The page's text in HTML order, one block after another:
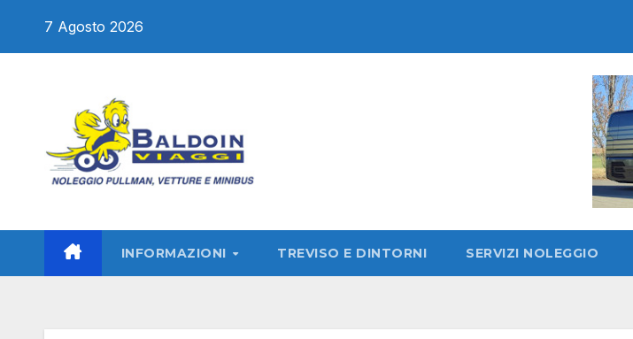
7 Agosto 2026
INFORMAZIONI TREVISO E DINTORNI SERVIZI NOLEGGIO